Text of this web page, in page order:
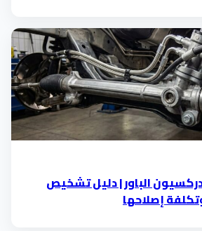
الباور | دليل تشخيص
إصلاحها